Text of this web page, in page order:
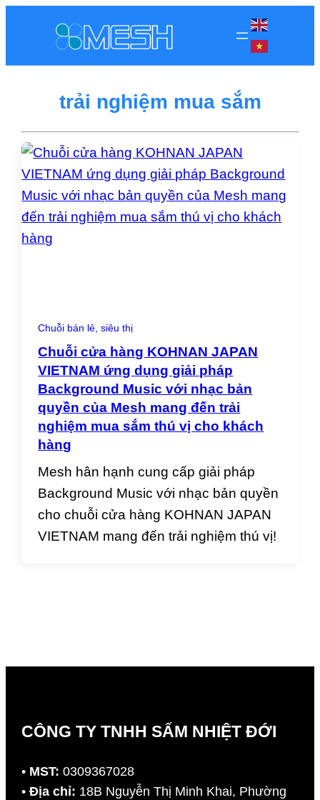
trải nghiệm mua sắm
Chuỗi bán lẻ, siêu thị
Chuỗi cửa hàng KOHNAN JAPAN
VIETNAM ứng dụng giải pháp
Background Music với nhạc bản
quyền của Mesh mang đến trải
nghiệm mua sắm thú vị cho khách
hàng
Mesh hân hạnh cung cấp giải pháp
Background Music với nhạc bản quyền
cho chuỗi cửa hàng KOHNAN JAPAN
VIETNAM mang đến trải nghiệm thú vị!
CÔNG TY TNHH SẤM NHIỆT ĐỚI
• MST: 0309367028
•Địa chỉ: 18B Nguyễn Thị Minh Khai, Phường